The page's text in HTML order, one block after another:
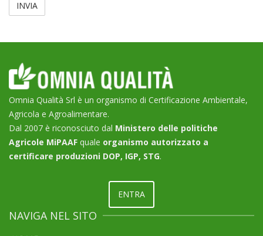
Omnia Qualità Srl è un organismo di Certificazione Ambientale,
Agricola e Agroalimentare.
Dal 2007 è riconosciuto dal Ministero delle politiche
Agricole MiPAAF quale organismo autorizzato a
certificare produzioni DOP, IGP, STG.
ENTRA
NAVIGA NEL SITO